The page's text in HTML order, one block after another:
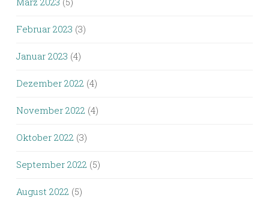
Februar 2023 (3)
Januar 2023 (4)
Dezember 2022 (4)
November 2022 (4)
Oktober 2022 (3)
September 2022 (5)
August 2022 (5)